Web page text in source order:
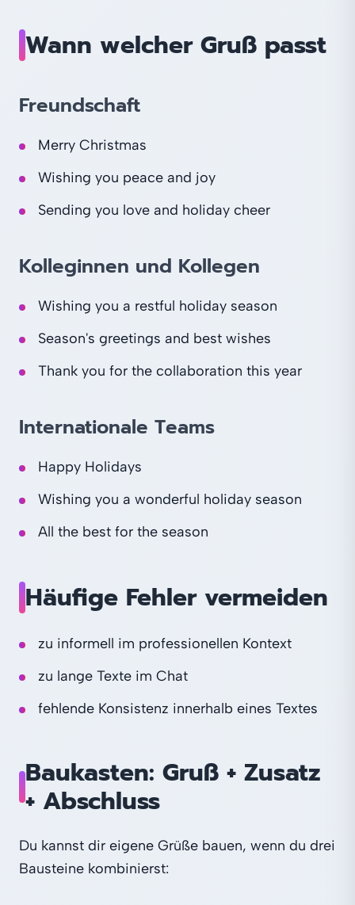
Wann welcher Gruß passt
Freundschaft
Merry Christmas
Wishing you peace and joy
Sending you love and holiday cheer
Kolleginnen und Kollegen
Wishing you a restful holiday season
Season's greetings and best wishes
Thank you for the collaboration this year
Internationale Teams
Happy Holidays
Wishing you a wonderful holiday season
All the best for the season
Häufige Fehler vermeiden
zu informell im professionellen Kontext
zu lange Texte im Chat
fehlende Konsistenz innerhalb eines Textes
Baukasten: Gruß + Zusatz
+ Abschluss
Du kannst dir eigene Grüße bauen, wenn du drei
Bausteine kombinierst: